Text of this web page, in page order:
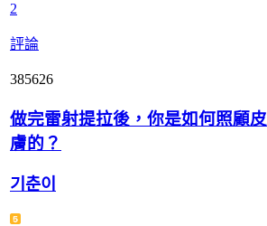
2
評論
385626
做完雷射提拉後，你是如何照顧皮
膚的？
기춘이